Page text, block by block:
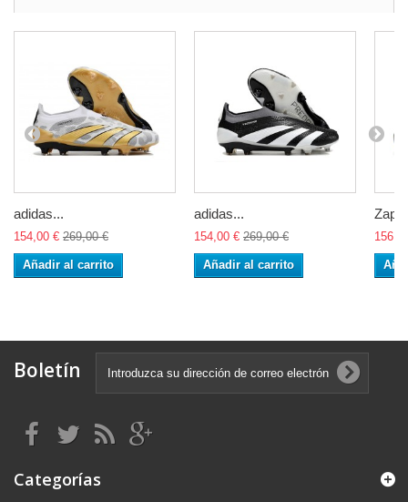
adidas...
154,00 € 269,00 €
Añadir al carrito
adidas...
154,00 € 269,00 €
Añadir al carrito
Boletín
Categorías